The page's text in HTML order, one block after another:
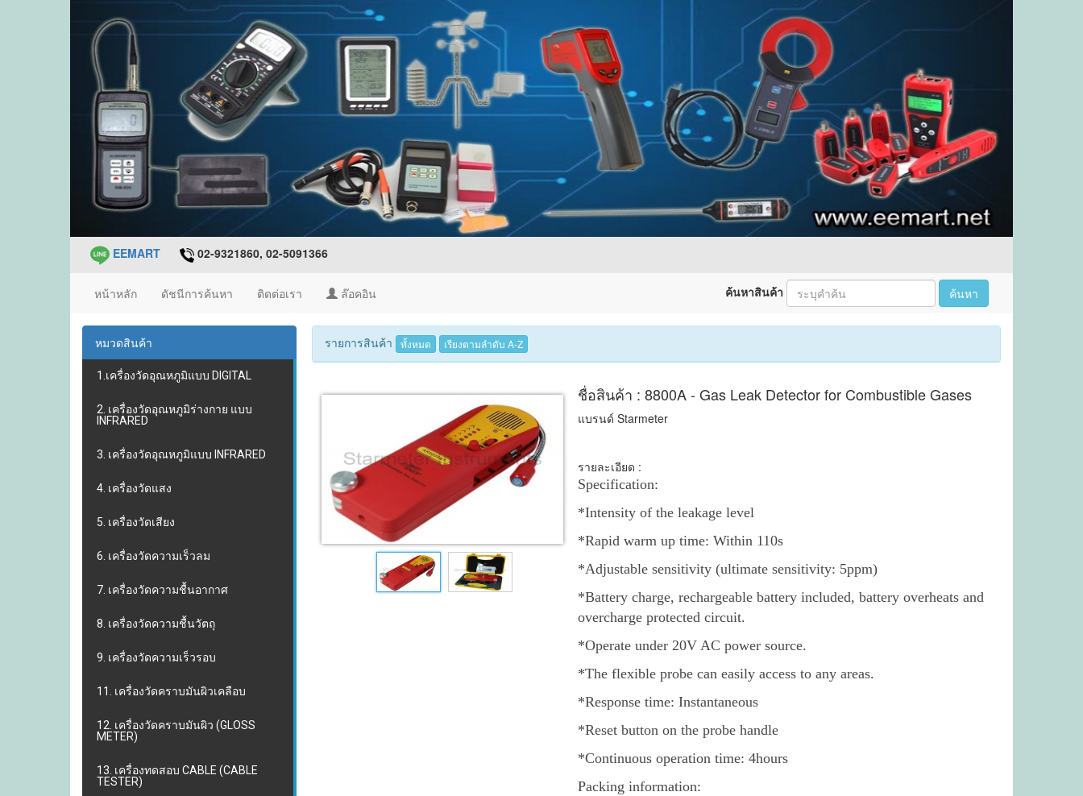
EEMART 02-9321860, 02-5091366
หน้าหลัก ดัชนีการค้นหา ติดต่อเรา ล๊อคอิน ค้นหาสินค้า ค้นหา
หมวดสินค้า
1.เครื่องวัดอุณหภูมิแบบ DIGITAL
2. เครื่องวัดอุณหภูมิร่างกาย แบบ
INFRARED
3. เครื่องวัดอุณหภูมิแบบ INFRARED
4. เครื่องวัดแสง
5. เครื่องวัดเสียง
6. เครื่องวัดความเร็วลม
7. เครื่องวัดความชื้นอากาศ
8. เครื่องวัดความชื้นวัตถุ
9. เครื่องวัดความเร็วรอบ
11. เครื่องวัดคราบมันผิวเคลือบ
12. เครื่องวัดคราบมันผิว (GLOSS
METER)
13. เครื่องทดสอบ CABLE (CABLE
TESTER)
รายการสินค้า ทั้งหมด เรียงตามลำดับ A-Z
ชื่อสินค้า : 8800A - Gas Leak Detector for Combustible Gases
แบรนด์ Starmeter
รายละเอียด :
Specification:
*Intensity of the leakage level
*Rapid warm up time: Within 110s
*Adjustable sensitivity (ultimate sensitivity: 5ppm)
*Battery charge, rechargeable battery included, battery overheats and
overcharge protected circuit.
*Operate under 20V AC power source.
*The flexible probe can easily access to any areas.
*Response time: Instantaneous
*Reset button on the probe handle
*Continuous operation time: 4hours
Packing information: